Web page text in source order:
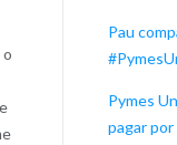
Pau
Pymes
pagar